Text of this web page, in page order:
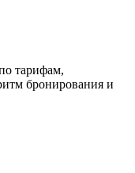
тарифам,
бронирования и